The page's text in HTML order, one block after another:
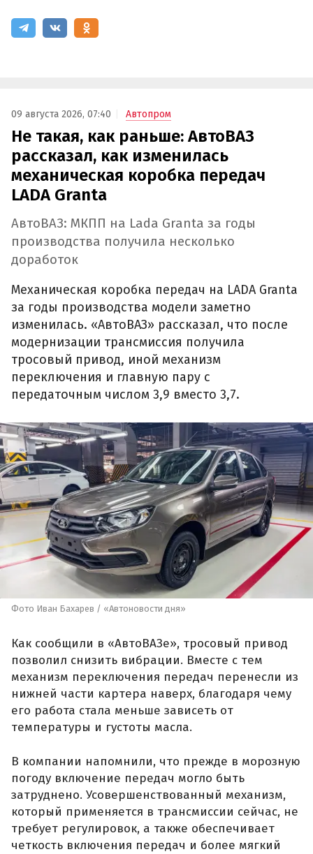
09 августа 2026, 07:40 Автопром
Не такая, как раньше: АвтоВАЗ
рассказал, как изменилась
механическая коробка передач
LADA Granta
АвтоВАЗ: МКПП на Lada Granta за годы
производства получила несколько
доработок
Механическая коробка передач на LADA Granta
за годы производства модели заметно
изменилась. «АвтоВАЗ» рассказал, что после
модернизации трансмиссия получила
тросовый привод, иной механизм
переключения и главную пару с
передаточным числом 3,9 вместо 3,7.
Фото Иван Бахарев / «Автоновости дня»
Как сообщили в «АвтоВАЗе», тросовый привод
позволил снизить вибрации. Вместе с тем
механизм переключения передач перенесли из
нижней части картера наверх, благодаря чему
его работа стала меньше зависеть от
температуры и густоты масла.
В компании напомнили, что прежде в морозную
погоду включение передач могло быть
затруднено. Усовершенствованный механизм,
который применяется в трансмиссии сейчас, не
требует регулировок, а также обеспечивает
четкость включения передач и более мягкий